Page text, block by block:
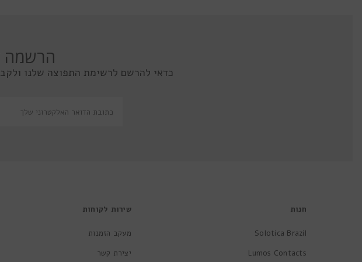
הרשמה
כדאי להרשם לרשימת התפוצה שלנו
חנות
Solotica Brazil
Lumos Contacts
שירות לקוחות
מעקב הזמנות
יצירת קשר